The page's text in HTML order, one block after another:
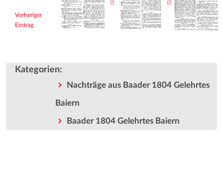
Vorheriger
Eintrag
Kategorien:
Nachträge aus Baader 1804 Gelehrtes
Baiern
Baader 1804 Gelehrtes Baiern